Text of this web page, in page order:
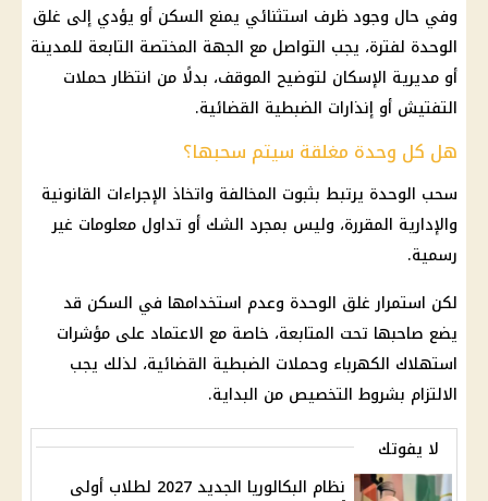
وفي حال وجود ظرف استثنائي يمنع السكن أو يؤدي إلى غلق
الوحدة لفترة، يجب التواصل مع الجهة المختصة التابعة للمدينة
أو مديرية الإسكان لتوضيح الموقف، بدلًا من انتظار حملات
التفتيش أو إنذارات الضبطية القضائية.
هل كل وحدة مغلقة سيتم سحبها؟
سحب الوحدة يرتبط بثبوت المخالفة واتخاذ الإجراءات القانونية
والإدارية المقررة، وليس بمجرد الشك أو تداول معلومات غير
رسمية.
لكن استمرار غلق الوحدة وعدم استخدامها في السكن قد
يضع صاحبها تحت المتابعة، خاصة مع الاعتماد على مؤشرات
استهلاك الكهرباء وحملات الضبطية القضائية، لذلك يجب
الالتزام بشروط التخصيص من البداية.
لا يفوتك
نظام البكالوريا الجديد 2027 لطلاب أولى